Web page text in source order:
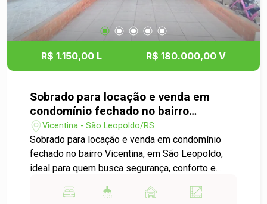
venha se surpreender.
R$ 1.150,00 L R$ 180.000,00 V
Sobrado para locação e venda em
condomínio fechado no bairro
Vicentina em São Leopoldo.
Vicentina - São Leopoldo/RS
Sobrado para locação e venda em condomínio
fechado no bairro Vicentina, em São Leopoldo,
ideal para quem busca segurança, conforto e
dormitórios, sala e cozinha integradas,